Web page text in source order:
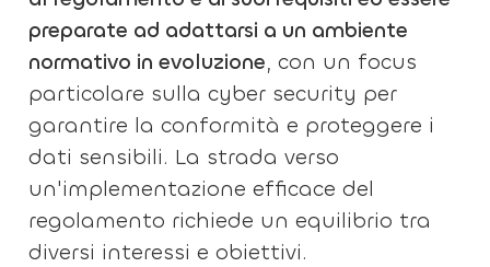
preparate ad adattarsi a un ambiente
normativo in evoluzione, con un focus
particolare sulla cyber security per
garantire la conformità e proteggere i
dati sensibili. La strada verso
un'implementazione efficace del
regolamento richiede un equilibrio tra
diversi interessi e obiettivi.